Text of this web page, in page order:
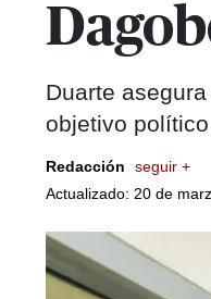
Duarte
objetivo
Redacción
seguir +
Actualizado: 20 de